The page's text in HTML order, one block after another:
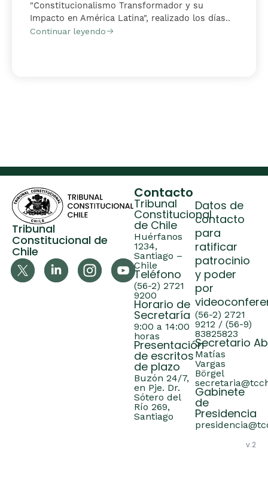
"Constitucionalismo Transformador y su
Impacto en América Latina", realizado los días..
Continuar leyendo
Tribunal
Constitucional de
Chile
Contacto
Tribunal
Constitucional
de Chile
Huérfanos
1234,
Santiago –
Chile
Teléfono
(56-2) 2721
9200
Horario de
Secretaría
9:00 a 14:00
horas
Presentación
de escritos
de plazo
Buzón 24/7,
en Pje. Dr.
Sótero del
Río 269,
Santiago
Datos de
contacto
para
ratificar
patrocinio
y poder
por
(56-2) 2721
9212 / (56-9)
83825823
Secretario
Matías
Vargas
Börgel
Gabinete
de
Presidencia
v.2